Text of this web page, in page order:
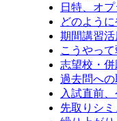
日特、オ
どのよう
期間講習活
こうやっ
志望校・
過去問へ
入試直前
先取りシ